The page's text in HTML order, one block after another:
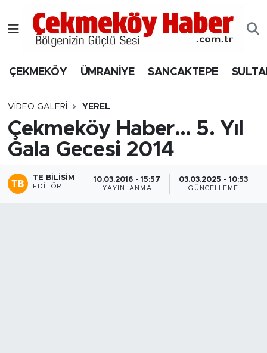
ÇEKMEKÖY ÜMRANİYE SANCAKTEPE
VIDEO GALERI YEREL
Çekmeköy Haber... 5. Yıl
Gala Gecesi 2014
TE BILISIM
EDITÖR
10.03.2016 - 15:57
YAYINLANMA
03.03.2025 - 10:53
GÜNCELLEME
Nöbetçi Eczaneler
Hava Durumu
Namaz Vakitleri
Trafik Durumu